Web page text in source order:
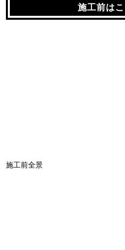
施工前は
施工前全景